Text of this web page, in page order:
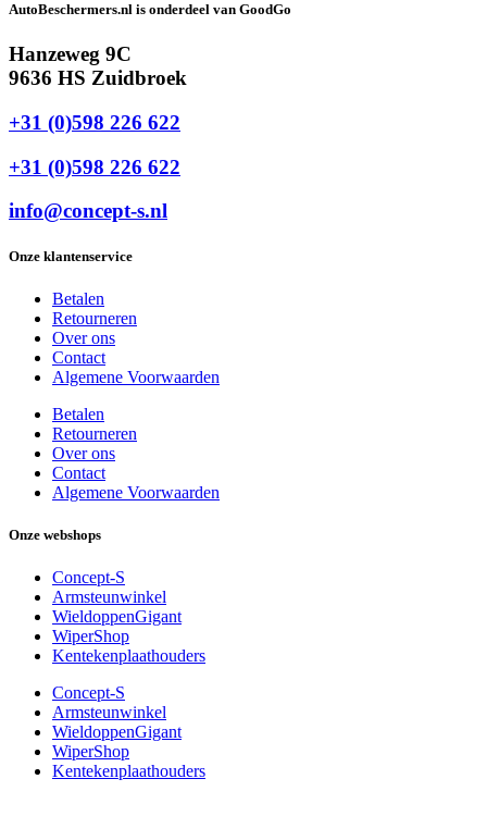
AutoBeschermers.nl is onderdeel van GoodGo
Hanzeweg 9C
9636 HS Zuidbroek
+31 (0)598 226 622
+31 (0)598 226 622
info@concept-s.nl
Onze klantenservice
Betalen
Retourneren
Over ons
Contact
Algemene Voorwaarden
Betalen
Retourneren
Over ons
Contact
Algemene Voorwaarden
Onze webshops
Concept-S
Armsteunwinkel
WieldoppenGigant
WiperShop
Kentekenplaathouders
Concept-S
Armsteunwinkel
WieldoppenGigant
WiperShop
Kentekenplaathouders